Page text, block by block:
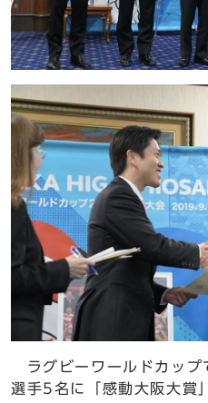
ラグビーワールドカップ
選手5名に「感動大阪大賞